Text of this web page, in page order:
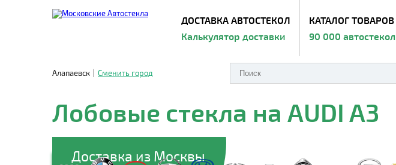
ДОСТАВКА АВТОСТЕКОЛ
Калькулятор доставки
КАТАЛОГ ТОВАРОВ
90 000 автостекол
Алапаевск Сменить город
Лобовые стекла на AUDI A3
Доставка из Москвы